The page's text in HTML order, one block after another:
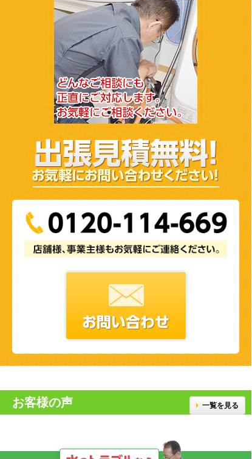
お客様の声 一覧を見る